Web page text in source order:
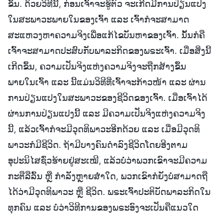
ຂຶ້ນ. ດ້ວຍວິທີນີ້, ກ່ອນເຈົ້າຈະຮູ້ຕົວ ຈະເກີດມີການປ່ຽນແປງ
ໃນສະພາວະພາຍໃນຂອງເຈົ້າ ແລະ ເຈົ້າກໍຈະສາມາດ
ສະແຫວງຫາຄວາມຈິງເພື່ອແກ້ໄຂບັນຫາຂອງເຈົ້າ. ນັ້ນກໍຄື
ເຈົ້າຈະສາມາດປະສົບກັບພາລະກິດຂອງພຣະເຈົ້າ. ເມື່ອສິ່ງນີ້
ເກີດຂຶ້ນ, ຄວາມເປັນຈິງແຫ່ງຄວາມຈິງຈະຖືກສ້າງຂຶ້ນ
ພາຍໃນເຈົ້າ ແລະ ນີ້ແມ່ນວິທີທີ່ເຈົ້າຈະກ້າວໜ້າ ແລະ ຜ່ານ
ການປ່ຽນແປງໃນສະພາວະຂອງຊີວິດຂອງເຈົ້າ. ເມື່ອເຈົ້າໄດ້
ຜ່ານການປ່ຽນແປງນີ້ ແລະ ມີຄວາມເປັນຈິງແຫ່ງຄວາມຈິງ
ນີ້, ແລ້ວເຈົ້າກໍຈະມີວຸດທິພາວະອີກດ້ວຍ ແລະ ເມື່ອມີວຸດທິ
ພາວະກໍມີຊີວິດ. ຖ້າມີບາງຄົນດຳລົງຊີວິດໂດຍອີງຕາມ
ອຸປະນິໄສຊົ່ວຮ້າຍຢູ່ສະເໝີ, ແລ້ວບໍ່ວ່າພວກເຂົາຈະມີຄວາມ
ກະຕືລືລົ້ນ ຫຼື ກໍາລັງຫຼາຍສໍ່າໃດ, ພວກເຂົາກໍຍັງບໍ່ສາມາດຖື
ໄດ້ວ່າມີວຸດທິພາວະ ຫຼື ຊີວິດ. ພຣະເຈົ້າປະຕິບັດພາລະກິດໃນ
ທຸກຄົນ ແລະ ບໍ່ວ່າວິທີການຂອງພຣະອົງຈະເປັນຄືແນວໃດ